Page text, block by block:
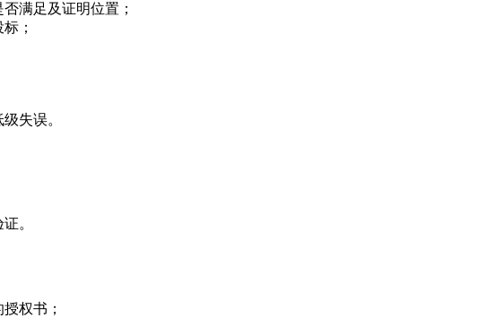
满足及证明位置；
；
失误。
。
权书；